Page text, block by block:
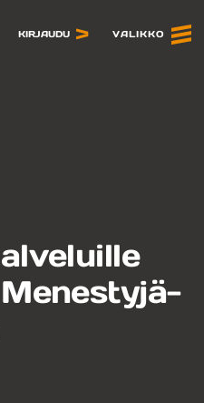
KIRJAUDU VALIKKO